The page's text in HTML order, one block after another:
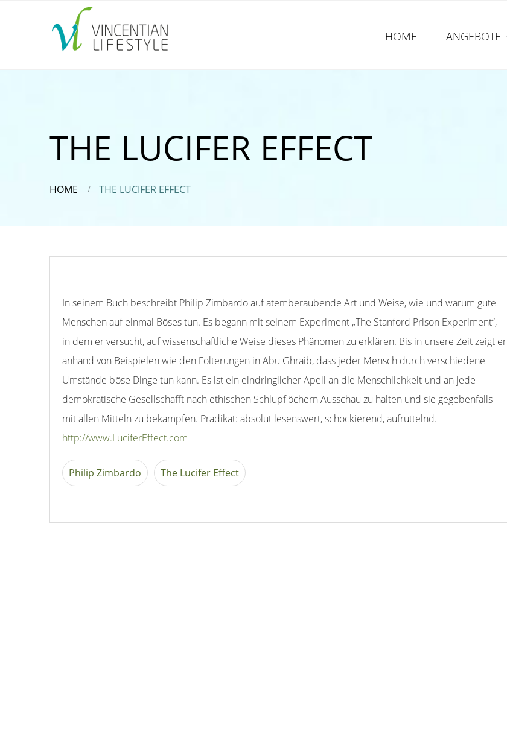
HOME ANGEBOTE
THE LUCIFER EFFECT
HOME THE LUCIFER EFFECT
In seinem Buch beschreibt Philip Zimbardo auf atemberaubende Art und Weise, wie und warum gute
Menschen auf einmal Böses tun. Es begann mit seinem Experiment „The Stanford Prison Experiment“,
in dem er versucht, auf wissenschaftliche Weise dieses Phänomen zu erklären. Bis in unsere Zeit zeigt er
anhand von Beispielen wie den Folterungen in Abu Ghraib, dass jeder Mensch durch verschiedene
Umstände böse Dinge tun kann. Es ist ein eindringlicher Apell an die Menschlichkeit und an jede
demokratische Gesellschafft nach ethischen Schlupflöchern Ausschau zu halten und sie gegebenfalls
mit allen Mitteln zu bekämpfen. Prädikat: absolut lesenswert, schockierend, aufrüttelnd.
http://www.LuciferEffect.com
Philip Zimbardo The Lucifer Effect